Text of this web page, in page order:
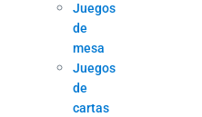
Juegos
de
mesa
Juegos
de
cartas